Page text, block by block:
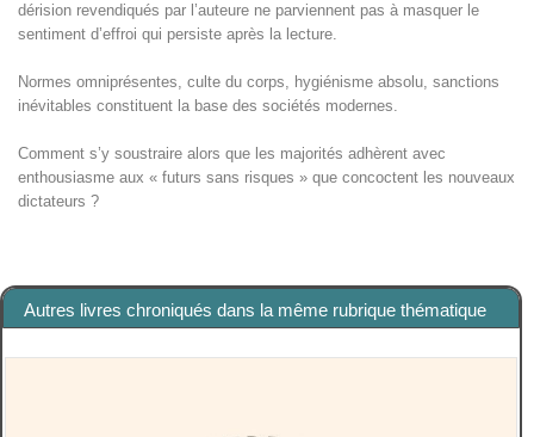
dérision revendiqués par l’auteure ne parviennent pas à masquer le
sentiment d’effroi qui persiste après la lecture.
Normes omniprésentes, culte du corps, hygiénisme absolu, sanctions
inévitables constituent la base des sociétés modernes.
Comment s’y soustraire alors que les majorités adhèrent avec
enthousiasme aux « futurs sans risques » que concoctent les nouveaux
dictateurs ?
Autres livres chroniqués dans la même rubrique thématique